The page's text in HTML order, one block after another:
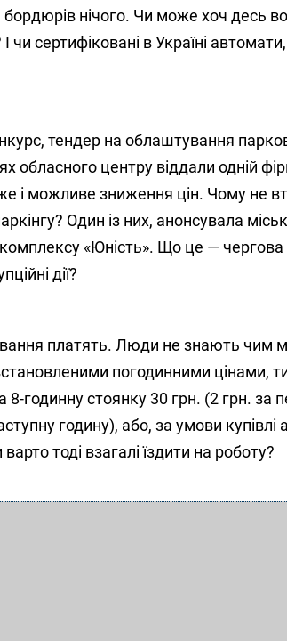
нічого. Чи може хоч десь
чи сертифіковані в Україні
тендер на облаштування
обласного центру віддали одній
і можливе зниження цін. Чому не
Один із них, анонсувала
«Юність». Що це — чергова
дії?
платять. Люди не знають чим
погодинними цінами,
8-годинну стоянку 30 грн. (2 грн. за
годину), або, за умови купівлі
тоді взагалі їздити на роботу?